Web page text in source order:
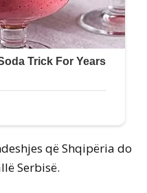
që Shqipëria do
Serbisë.